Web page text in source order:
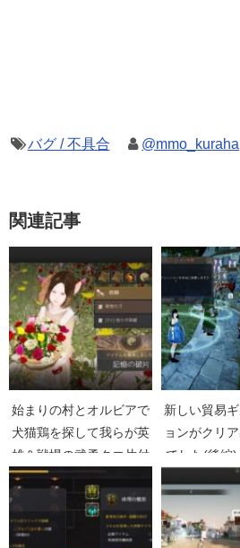
バグ / 不具合 @mmo_kuraha
関連記事
始まりの村とオルビアで
犬猫鶏を探して我らが英
雄＆戦場の武勇クエ片付
けてきた【黒い砂漠
Part3529】
新しい貿易
ョンがクリ
でした(後編